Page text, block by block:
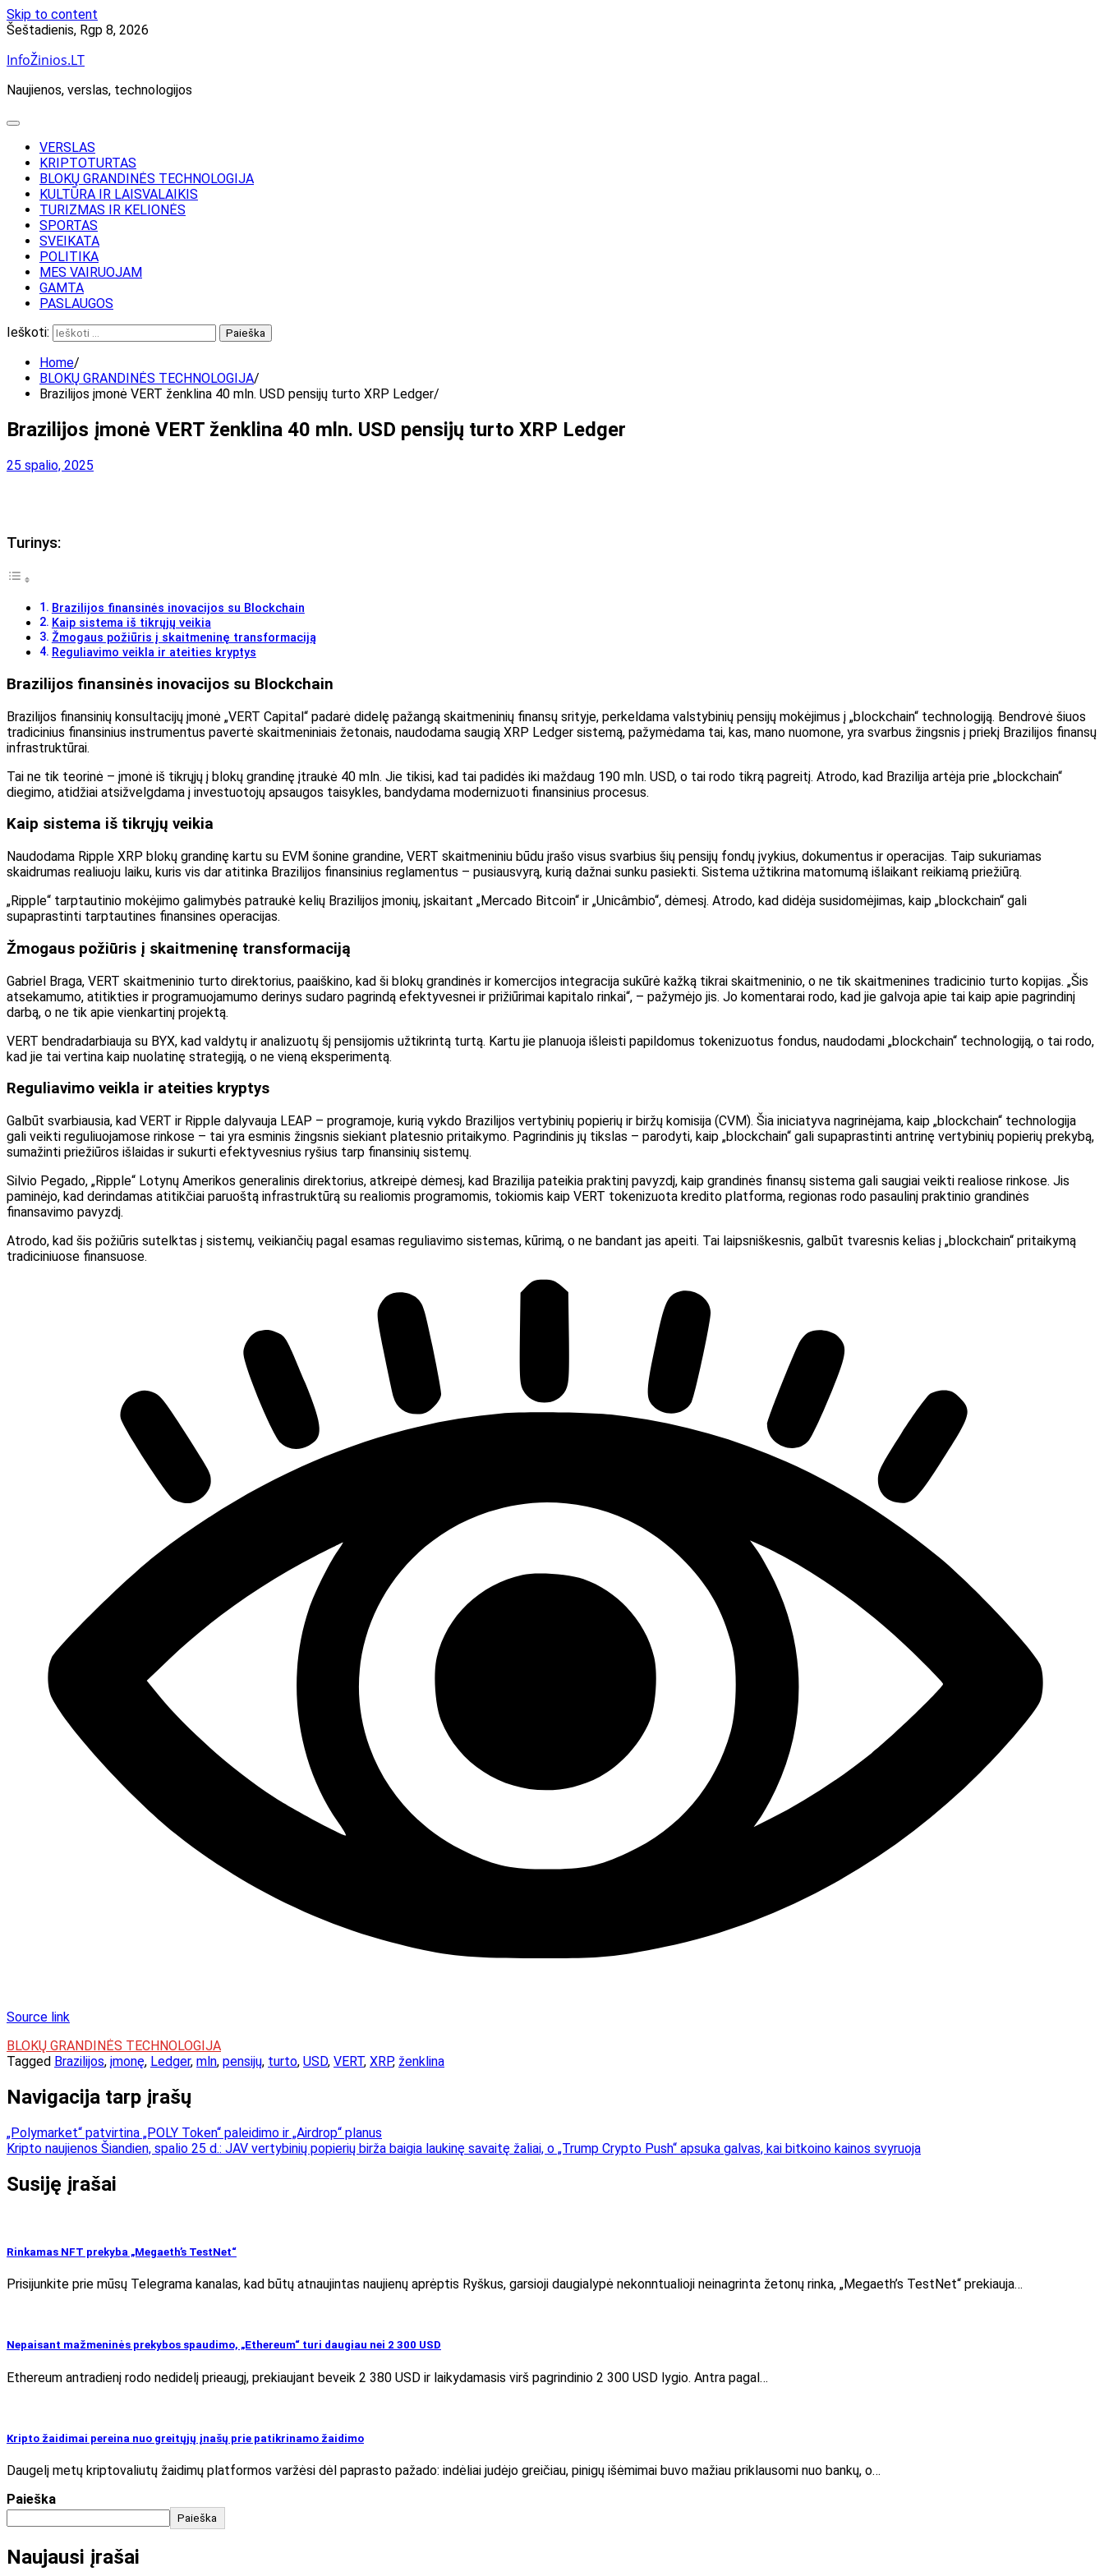
Skip to content
Šeštadienis, Rgp 8, 2026
InfoŽinios.LT
Naujienos, verslas, technologijos
VERSLAS
KRIPTOTURTAS
BLOKŲ GRANDINĖS TECHNOLOGIJA
KULTŪRA IR LAISVALAIKIS
TURIZMAS IR KELIONĖS
SPORTAS
SVEIKATA
POLITIKA
MES VAIRUOJAM
GAMTA
PASLAUGOS
Ieškoti:
Home
BLOKŲ GRANDINĖS TECHNOLOGIJA
Brazilijos įmonė VERT ženklina 40 mln. USD pensijų turto XRP Ledger
Brazilijos įmonė VERT ženklina 40 mln. USD pensijų turto XRP Ledger
25 spalio, 2025
Turinys:
Brazilijos finansinės inovacijos su Blockchain
Kaip sistema iš tikrųjų veikia
Žmogaus požiūris į skaitmeninę transformaciją
Reguliavimo veikla ir ateities kryptys
Brazilijos finansinės inovacijos su Blockchain
Brazilijos finansinių konsultacijų įmonė „VERT Capital“ padarė didelę pažangą skaitmeninių finansų srityje, perkeldama valstybinių pensijų mokėjimus į „blockchain“ technologiją. Bendrovė šiuos
tradicinius finansinius instrumentus pavertė skaitmeniniais žetonais, naudodama saugią XRP Ledger sistemą, pažymėdama tai, kas, mano nuomone, yra svarbus žingsnis į priekį Brazilijos finansų
infrastruktūrai.
Tai ne tik teorinė – įmonė iš tikrųjų į blokų grandinę įtraukė 40 mln. Jie tikisi, kad tai padidės iki maždaug 190 mln. USD, o tai rodo tikrą pagreitį. Atrodo, kad Brazilija artėja prie „blockchain“
diegimo, atidžiai atsižvelgdama į investuotojų apsaugos taisykles, bandydama modernizuoti finansinius procesus.
Kaip sistema iš tikrųjų veikia
Naudodama Ripple XRP blokų grandinę kartu su EVM šonine grandine, VERT skaitmeniniu būdu įrašo visus svarbius šių pensijų fondų įvykius, dokumentus ir operacijas. Taip sukuriamas
skaidrumas realiuoju laiku, kuris vis dar atitinka Brazilijos finansinius reglamentus – pusiausvyrą, kurią dažnai sunku pasiekti. Sistema užtikrina matomumą išlaikant reikiamą priežiūrą.
„Ripple“ tarptautinio mokėjimo galimybės patraukė kelių Brazilijos įmonių, įskaitant „Mercado Bitcoin“ ir „Unicâmbio“, dėmesį. Atrodo, kad didėja susidomėjimas, kaip „blockchain“ gali
supaprastinti tarptautines finansines operacijas.
Žmogaus požiūris į skaitmeninę transformaciją
Gabriel Braga, VERT skaitmeninio turto direktorius, paaiškino, kad ši blokų grandinės ir komercijos integracija sukūrė kažką tikrai skaitmeninio, o ne tik skaitmenines tradicinio turto kopijas. „Šis
atsekamumo, atitikties ir programuojamumo derinys sudaro pagrindą efektyvesnei ir prižiūrimai kapitalo rinkai“, – pažymėjo jis. Jo komentarai rodo, kad jie galvoja apie tai kaip apie pagrindinį
darbą, o ne tik apie vienkartinį projektą.
VERT bendradarbiauja su BYX, kad valdytų ir analizuotų šį pensijomis užtikrintą turtą. Kartu jie planuoja išleisti papildomus tokenizuotus fondus, naudodami „blockchain“ technologiją, o tai rodo,
kad jie tai vertina kaip nuolatinę strategiją, o ne vieną eksperimentą.
Reguliavimo veikla ir ateities kryptys
Galbūt svarbiausia, kad VERT ir Ripple dalyvauja LEAP – programoje, kurią vykdo Brazilijos vertybinių popierių ir biržų komisija (CVM). Šia iniciatyva nagrinėjama, kaip „blockchain“ technologija
gali veikti reguliuojamose rinkose – tai yra esminis žingsnis siekiant platesnio pritaikymo. Pagrindinis jų tikslas – parodyti, kaip „blockchain“ gali supaprastinti antrinę vertybinių popierių prekybą,
sumažinti priežiūros išlaidas ir sukurti efektyvesnius ryšius tarp finansinių sistemų.
Silvio Pegado, „Ripple“ Lotynų Amerikos generalinis direktorius, atkreipė dėmesį, kad Brazilija pateikia praktinį pavyzdį, kaip grandinės finansų sistema gali saugiai veikti realiose rinkose. Jis
paminėjo, kad derindamas atitikčiai paruoštą infrastruktūrą su realiomis programomis, tokiomis kaip VERT tokenizuota kredito platforma, regionas rodo pasaulinį praktinio grandinės
finansavimo pavyzdį.
Atrodo, kad šis požiūris sutelktas į sistemų, veikiančių pagal esamas reguliavimo sistemas, kūrimą, o ne bandant jas apeiti. Tai laipsniškesnis, galbūt tvaresnis kelias į „blockchain“ pritaikymą
tradiciniuose finansuose.
Source link
BLOKŲ GRANDINĖS TECHNOLOGIJA
Tagged Brazilijos, įmonę, Ledger, mln, pensijų, turto, USD, VERT, XRP, ženklina
Navigacija tarp įrašų
„Polymarket“ patvirtina „POLY Token“ paleidimo ir „Airdrop“ planus
Kripto naujienos Šiandien, spalio 25 d.: JAV vertybinių popierių birža baigia laukinę savaitę žaliai, o „Trump Crypto Push“ apsuka galvas, kai bitkoino kainos svyruoja
Susiję įrašai
Rinkamas NFT prekyba „Megaeth’s TestNet“
Prisijunkite prie mūsų Telegrama kanalas, kad būtų atnaujintas naujienų aprėptis Ryškus, garsioji daugialypė nekonntualioji neinagrinta žetonų rinka, „Megaeth’s TestNet“ prekiauja…
Nepaisant mažmeninės prekybos spaudimo, „Ethereum“ turi daugiau nei 2 300 USD
Ethereum antradienį rodo nedidelį prieaugį, prekiaujant beveik 2 380 USD ir laikydamasis virš pagrindinio 2 300 USD lygio. Antra pagal…
Kripto žaidimai pereina nuo greitųjų įnašų prie patikrinamo žaidimo
Daugelį metų kriptovaliutų žaidimų platformos varžėsi dėl paprasto pažado: indėliai judėjo greičiau, pinigų išėmimai buvo mažiau priklausomi nuo bankų, o…
Paieška
Paieška
Naujausi įrašai